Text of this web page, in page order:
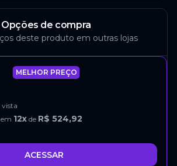
Opções de compra
deste produto em outras lojas
MELHOR PREÇO
vista
em 12x de R$ 524,92
ACESSAR